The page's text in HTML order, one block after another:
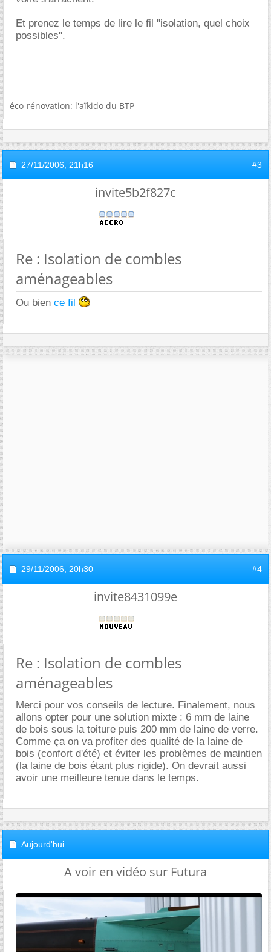
Et prenez le temps de lire le fil "isolation, quel choix
possibles".
éco-rénovation: l'aïkido du BTP
27/11/2006, 21h16 #3
invite5b2f827c
Re : Isolation de combles
aménageables
Ou bien ce fil
29/11/2006, 20h30 #4
invite8431099e
Re : Isolation de combles
aménageables
Merci pour vos conseils de lecture. Finalement, nous
allons opter pour une solution mixte : 6 mm de laine
de bois sous la toiture puis 200 mm de laine de verre.
Comme ça on va profiter des qualité de la laine de
bois (confort d'été) et éviter les problèmes de maintien
(la laine de bois étant plus rigide). On devrait aussi
avoir une meilleure tenue dans le temps.
Aujourd'hui
A voir en vidéo sur Futura